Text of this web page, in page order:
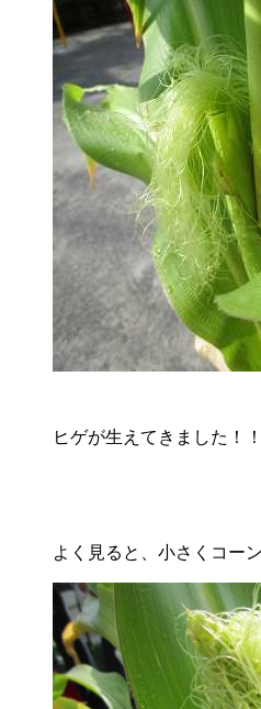
ヒゲが生えてきました！！
よく見ると、小さくコー